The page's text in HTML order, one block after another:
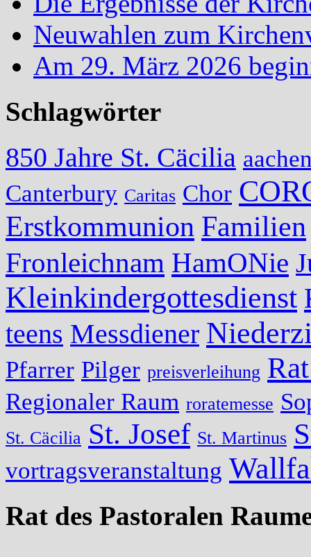
Neuwahlen zum
Am 29. März 2026
Schlagwörter
850 Jahre St. Cäcilia
Canterbury Caritas Chor
Erstkommunion Familien
Fronleichnam HamONie
Kleinkindergottesdienst
teens Messdiener
Pfarrer Pilger preisverleihung
Regionaler Raum roratemesse
St. Cäcilia St. Josef St. Martinus
vortragsveranstaltung
Rat des Pastoralen